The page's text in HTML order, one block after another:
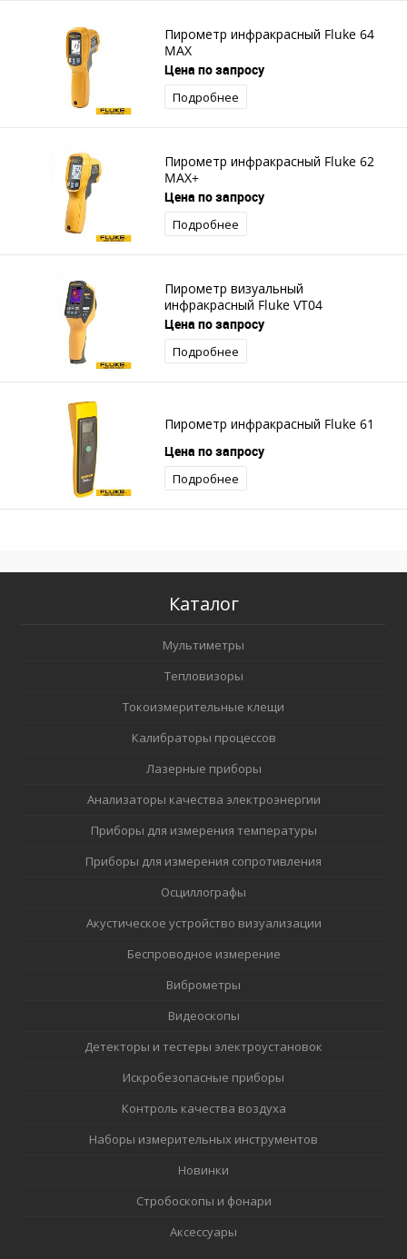
Пирометр инфракрасный Fluke 64
MAX
Цена по запросу
Подробнее
Пирометр инфракрасный Fluke 62
MAX+
Цена по запросу
Подробнее
Пирометр визуальный
инфракрасный Fluke VT04
Цена по запросу
Подробнее
Пирометр инфракрасный Fluke 61
Цена по запросу
Подробнее
Каталог
Мультиметры
Тепловизоры
Токоизмерительные клещи
Калибраторы процессов
Лазерные приборы
Анализаторы качества электроэнергии
Приборы для измерения температуры
Приборы для измерения сопротивления
Осциллографы
Акустическое устройство визуализации
Беспроводное измерение
Виброметры
Видеоскопы
Детекторы и тестеры электроустановок
Искробезопасные приборы
Контроль качества воздуха
Наборы измерительных инструментов
Новинки
Стробоскопы и фонари
Аксессуары